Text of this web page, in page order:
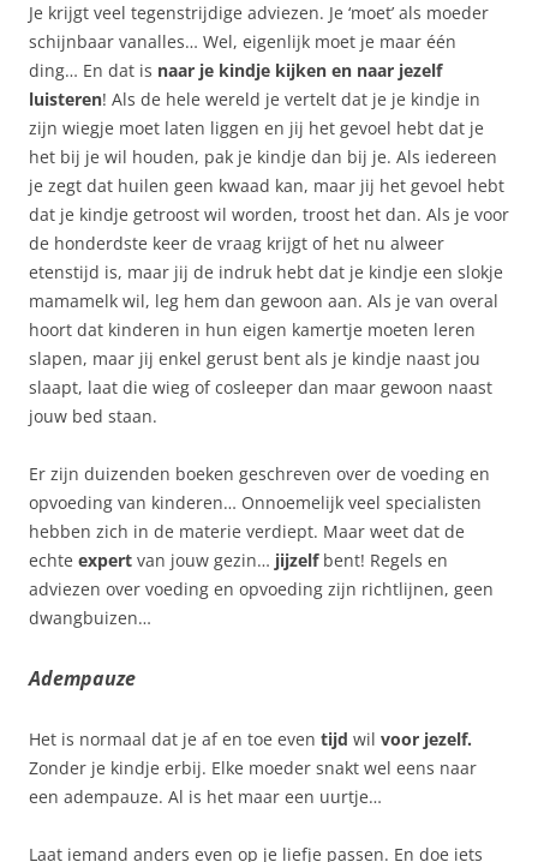
Je krijgt veel tegenstrijdige adviezen. Je ‘moet’ als moeder
schijnbaar vanalles… Wel, eigenlijk moet je maar één
ding… En dat is naar je kindje kijken en naar jezelf
luisteren! Als de hele wereld je vertelt dat je je kindje in
zijn wiegje moet laten liggen en jij het gevoel hebt dat je
het bij je wil houden, pak je kindje dan bij je. Als iedereen
je zegt dat huilen geen kwaad kan, maar jij het gevoel hebt
dat je kindje getroost wil worden, troost het dan. Als je voor
de honderdste keer de vraag krijgt of het nu alweer
etenstijd is, maar jij de indruk hebt dat je kindje een slokje
mamamelk wil, leg hem dan gewoon aan. Als je van overal
hoort dat kinderen in hun eigen kamertje moeten leren
slapen, maar jij enkel gerust bent als je kindje naast jou
slaapt, laat die wieg of cosleeper dan maar gewoon naast
jouw bed staan.
Er zijn duizenden boeken geschreven over de voeding en
opvoeding van kinderen… Onnoemelijk veel specialisten
hebben zich in de materie verdiept. Maar weet dat de
echte expert van jouw gezin… jijzelfbent! Regels en
adviezen over voeding en opvoeding zijn richtlijnen, geen
dwangbuizen…
Adempauze
Het is normaal dat je af en toe even tijd wil voor jezelf.
Zonder je kindje erbij. Elke moeder snakt wel eens naar
een adempauze. Al is het maar een uurtje…
Laat iemand anders even op je liefje passen. En doe iets